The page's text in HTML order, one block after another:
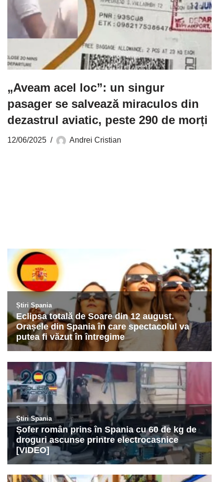
„Aveam acel loc”: un singur
pasager se salvează miraculos din
dezastrul aviatic, peste 290 de morți
12/06/2025 Andrei Cristian